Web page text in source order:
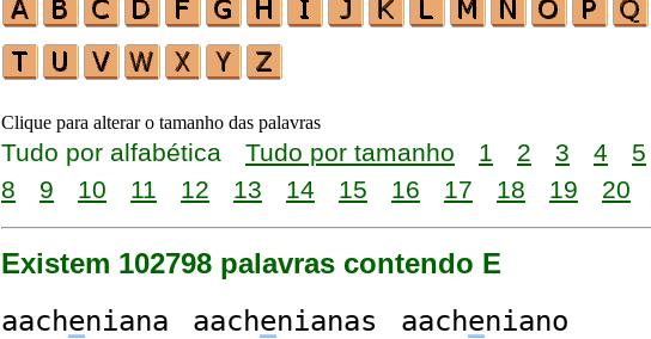
Clique para alterar o tamanho das palavras
Tudo por alfabética Tudo por tamanho 1 2 3 4 5
8
9 10 11 12 13 14 15 16 17 18 19 20
Existem 102798 palavras contendo E
aacheniana aachenianas aacheniano